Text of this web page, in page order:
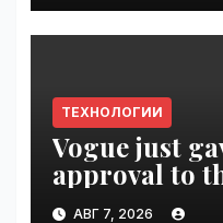
ТЕХНОЛОГИИ
Vogue just
approval to
VseTime.ru
АВГ 7, 2026